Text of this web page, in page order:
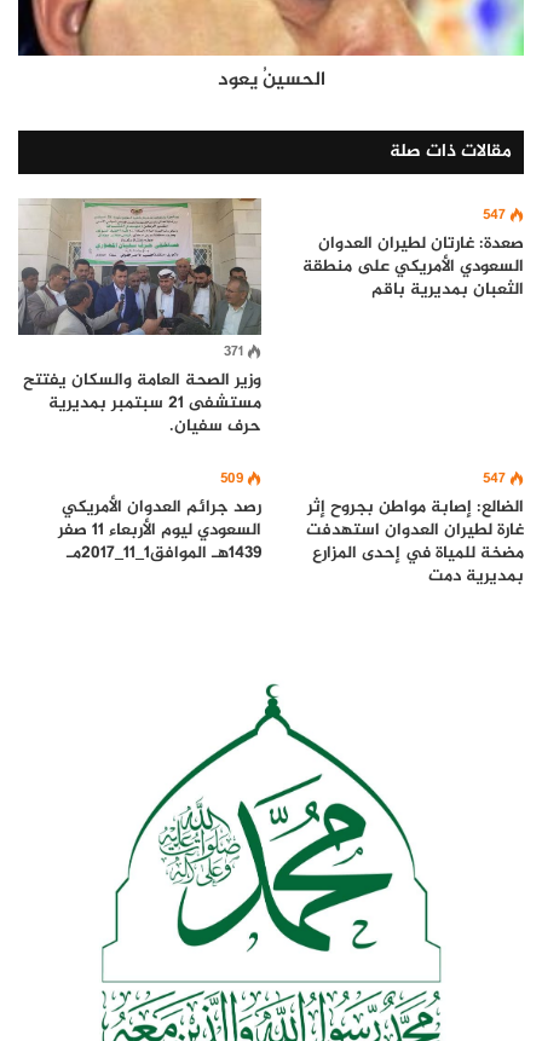
الحسينُ يعود
مقالات ذات صلة
547
صعدة: غارتان لطيران العدوان
السعودي الأمريكي على منطقة
الثعبان بمديرية باقم
371
وزير الصحة العامة والسكان يفتتح
مستشفى 21 سبتمبر بمديرية
حرف سفيان.
547
الضالع: إصابة مواطن بجروح إثر
غارة لطيران العدوان استهدفت
مضخة للمياة في إحدى المزارع
بمديرية دمت
509
رصد جرائم العدوان الأمريكي
السعودي ليوم الأربعاء 11 صفر
1439هـ الموافق1_11_2017مـ